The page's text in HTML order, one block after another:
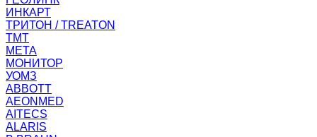
ИНКАРТ
ТРИТОН / TREATON
ТМТ
МЕТА
МОНИТОР
УОМЗ
ABBOTT
AEONMED
AITECS
ALARIS